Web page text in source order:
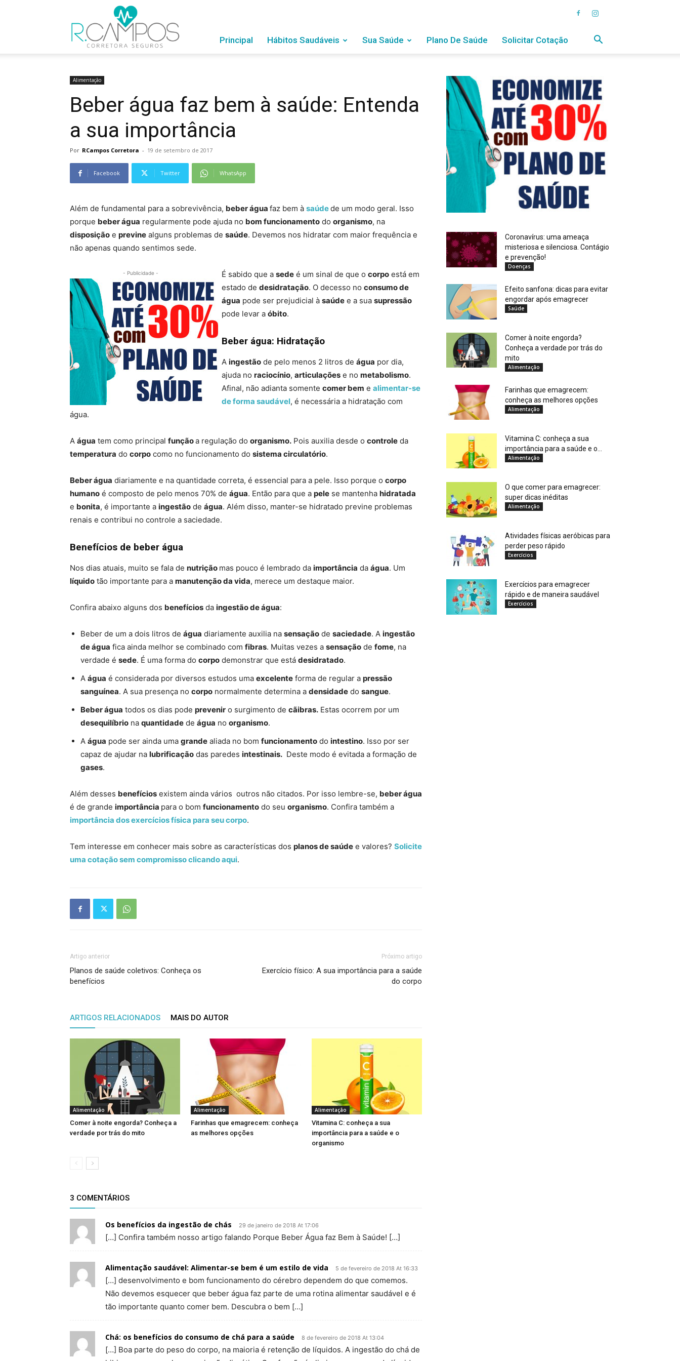
Você
Principal Hábitos Saudáveis Sua Saúde Plano De Saúde Solicitar Cotação
Alimentação
Beber água faz bem à saúde: Entenda
a sua importância
Por RCampos Corretora - 19 de setembro de 2017
Facebook Twitter WhatsApp
Além de fundamental para a sobrevivência, beber água faz bem à saúdede um modo geral. Isso
porque beber água regularmente pode ajuda no bom funcionamento do organismo, na
disposição e previne alguns problemas de saúde. Devemos nos hidratar com maior frequência e
não apenas quando sentimos sede.
- Publicidade - É sabido que a sede é um sinal de que o corpo está em
estado de desidratação. O decesso no consumo de
água pode ser prejudicial à saúde e a sua supressão
pode levar a óbito.
Beber água: Hidratação
A ingestão de pelo menos 2 litros de água por dia,
ajuda no raciocínio, articulações e no metabolismo.
Afinal, não adianta somente comer bem e alimentar-se
de forma saudável, é necessária a hidratação com
água.
A água tem como principal funçãoa regulação do organismo. Pois auxilia desde o controle da
temperatura do corpo como no funcionamento do sistema circulatório.
Beber água diariamente e na quantidade correta, é essencial para a pele. Isso porque o corpo
humano é composto de pelo menos 70% de água. Então para que a pele se mantenha hidratada
e bonita, é importante a ingestão de água. Além disso, manter-se hidratado previne problemas
renais e contribui no controle a saciedade.
Benefícios de beber água
Nos dias atuais, muito se fala de nutrição mas pouco é lembrado da importância da água. Um
líquido tão importante para a manutenção da vida, merece um destaque maior.
Confira abaixo alguns dos benefícios da ingestão de água:
Beber de um a dois litros de água diariamente auxilia na sensação de saciedade. A ingestão
de água fica ainda melhor se combinado com fibras. Muitas vezes a sensação de fome, na
verdade é sede. É uma forma do corpo demonstrar que está desidratado.
A água é considerada por diversos estudos uma excelente forma de regular a pressão
sanguínea. A sua presença no corpo normalmente determina a densidade do sangue.
Beber água todos os dias pode prevenir o surgimento de cãibras. Estas ocorrem por um
desequilíbrio na quantidade de água no organismo.
A água pode ser ainda uma grande aliada no bom funcionamento do intestino. Isso por ser
capaz de ajudar na lubrificação das paredes intestinais. Deste modo é evitada a formação de
gases.
Além desses benefícios existem ainda vários outros não citados. Por isso lembre-se, beber água
é de grande importância para o bom funcionamento do seu organismo. Confira também a
importância dos exercícios física para seu corpo.
Tem interesse em conhecer mais sobre as características dos planos de saúde e valores? Solicite
uma cotação sem compromisso clicando aqui.
Artigo anterior
Planos de saúde coletivos: Conheça os
benefícios
Próximo artigo
Exercício físico: A sua importância para a saúde
do corpo
ARTIGOS RELACIONADOS MAIS DO AUTOR
Alimentação
Comer à noite engorda? Conheça a
verdade por trás do mito
Alimentação
Farinhas que emagrecem: conheça
as melhores opções
Alimentação
Vitamina C: conheça a sua
importância para a saúde e o
organismo
3 COMENTÁRIOS
Os benefícios da ingestão de chás 29 de janeiro de 2018 At 17:06
[…] Confira também nosso artigo falando Porque Beber Água faz Bem à Saúde! […]
Alimentação saudável: Alimentar-se bem é um estilo de vida 5 de fevereiro de 2018 At 16:33
[…] desenvolvimento e bom funcionamento do cérebro dependem do que comemos.
Não devemos esquecer que beber água faz parte de uma rotina alimentar saudável e é
tão importante quanto comer bem. Descubra o bem […]
Chá: os benefícios do consumo de chá para a saúde 8 de fevereiro de 2018 At 13:04
[…] Boa parte do peso do corpo, na maioria é retenção de líquidos. A ingestão do chá de
Coronavírus: uma ameaça
misteriosa e silenciosa. Contágio
e prevenção!
Doenças
Efeito sanfona: dicas para evitar
engordar após emagrecer
Saúde
Comer à noite engorda?
Conheça a verdade por trás do
mito
Alimentação
Farinhas que emagrecem:
conheça as melhores opções
Alimentação
Vitamina C: conheça a sua
importância para a saúde e o...
Alimentação
O que comer para emagrecer:
super dicas inéditas
Alimentação
Atividades físicas aeróbicas para
perder peso rápido
Exercícios
Exercícios para emagrecer
rápido e de maneira saudável
Exercícios